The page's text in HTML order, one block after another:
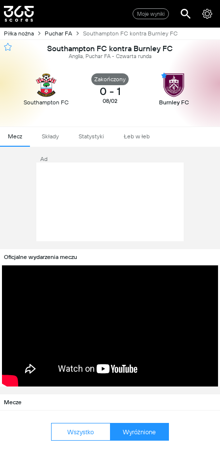
Moje wyniki
Piłka nożna Puchar FA Southampton FC kontra Burnley FC
Southampton FC kontra Burnley FC
Anglia, Puchar FA - Czwarta runda
Southampton FC
Zakończony
0 - 1
08/02 Burnley FC
Mecz Składy Statystyki Łeb w łeb
Ad
Oficjalne wydarzenia meczu
Mecze
Wszystko Wyróżnione